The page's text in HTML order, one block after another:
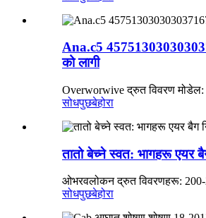
Ana.c5
को लागी
Overworwive द्रुत विवरण मोडेल:
सोधपुछबेहोरा
तातो बेच्ने स्वत: भागहरू एयर
ओभरवलोकन द्रुत विवरणहरू: 200-
सोधपुछबेहोरा